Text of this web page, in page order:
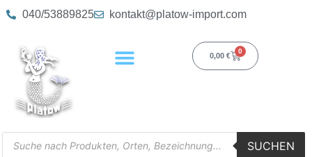
040/53889825 kontakt@platow-import.com
0,00 €
0
SUCHEN